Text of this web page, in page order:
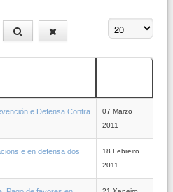
Amosar #
e Defensa Contra
07 Marzo
2011
e en defensa dos
18 Febreiro
2011